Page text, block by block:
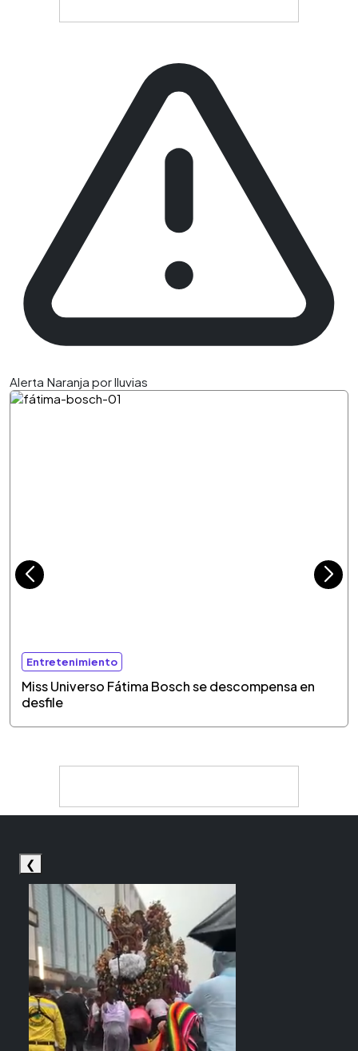
Alerta Naranja por lluvias
Entretenimiento
Miss Universo Fátima Bosch se descompensa en
desfile
❮